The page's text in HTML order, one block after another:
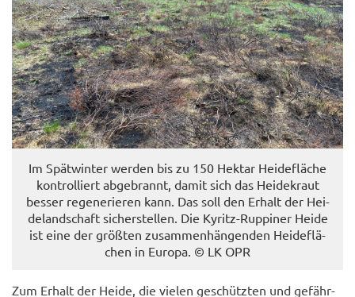
Im Spät­win­ter wer­den bis zu 150 Hekt­ar Hei­de­flä­che
kon­trol­liert ab­ge­brannt, damit sich das Hei­de­kraut
bes­ser re­ge­ne­rie­ren kann. Das soll den Er­halt der Hei­
de­land­schaft si­cher­stel­len. Die Kyritz-​Ruppiner Heide
ist eine der größ­ten zu­sam­men­hän­gen­den Hei­de­flä­
chen in Eu­ro­pa. © LK OPR
Zum Er­halt der Heide, die vie­len ge­schütz­ten und ge­fähr­